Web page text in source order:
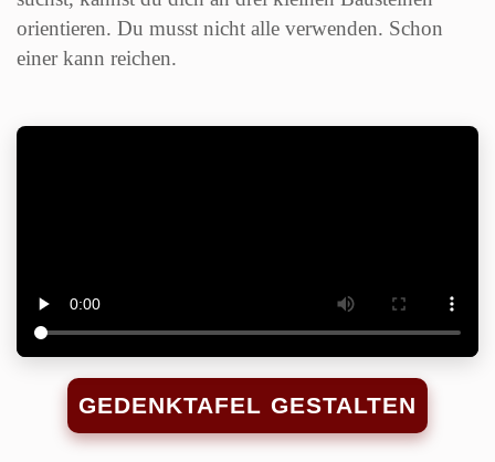
orientieren. Du musst nicht alle verwenden. Schon
einer kann reichen.
GEDENKTAFEL GESTALTEN